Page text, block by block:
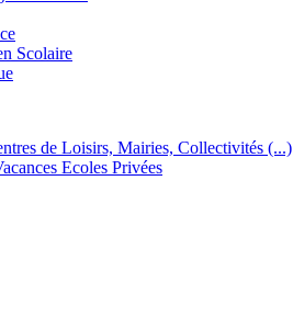
Scolaire
de Loisirs, Mairies, Collectivités (...)
Ecoles Privées